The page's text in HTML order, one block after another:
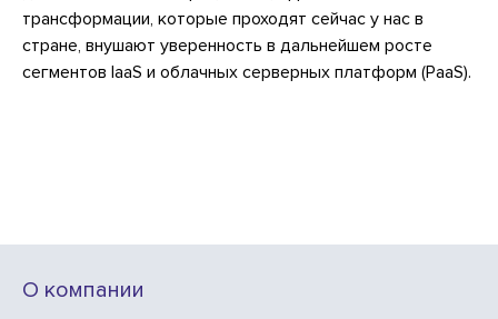
трансформации, которые проходят сейчас у нас в
стране, внушают уверенность в дальнейшем росте
сегментов IaaS и облачных серверных платформ (PaaS).
О компании